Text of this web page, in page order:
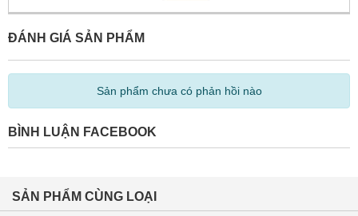
ĐÁNH GIÁ SẢN PHẨM
Sản phẩm chưa có phản hồi nào
BÌNH LUẬN FACEBOOK
SẢN PHẨM CÙNG LOẠI